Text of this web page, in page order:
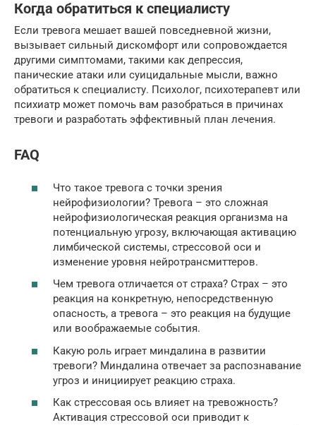
Когда обратиться к специалисту
Если тревога мешает вашей повседневной жизни,
вызывает сильный дискомфорт или сопровождается
другими симптомами, такими как депрессия,
панические атаки или суицидальные мысли, важно
обратиться к специалисту. Психолог, психотерапевт или
психиатр может помочь вам разобраться в причинах
тревоги и разработать эффективный план лечения.
FAQ
Что такое тревога с точки зрения
нейрофизиологии? Тревога – это сложная
нейрофизиологическая реакция организма на
потенциальную угрозу, включающая активацию
лимбической системы, стрессовой оси и
изменение уровня нейротрансмиттеров.
Чем тревога отличается от страха? Страх – это
реакция на конкретную, непосредственную
опасность, а тревога – это реакция на будущие
или воображаемые события.
Какую роль играет миндалина в развитии
тревоги? Миндалина отвечает за распознавание
угроз и инициирует реакцию страха.
Как стрессовая ось влияет на тревожность?
Активация стрессовой оси приводит к